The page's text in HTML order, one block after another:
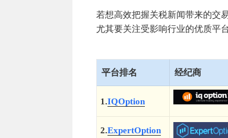
若想高效把握关税新闻带来的交
尤其要关注受影响行业的优质平
平台排名 经纪商
1.IQOption
2.ExpertOption